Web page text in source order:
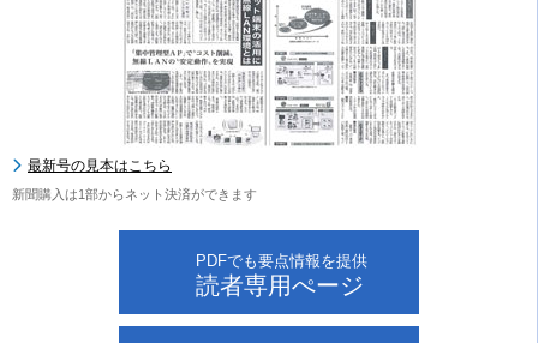
最新号の見本はこちら
新聞購入は1部からネット決済ができます
PDFでも要点情報を提供
読者専用ぺージ